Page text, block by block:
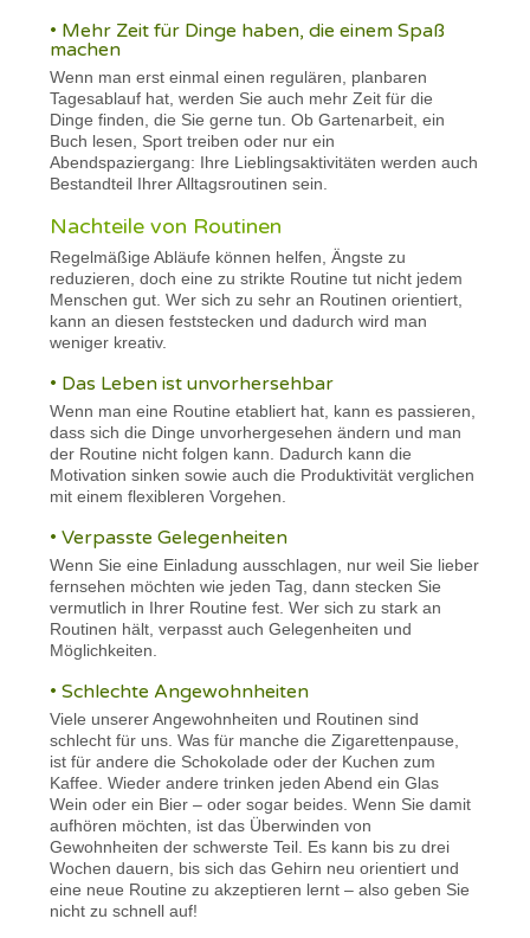
• Mehr Zeit für Dinge haben, die einem Spaß
machen
Wenn man erst einmal einen regulären, planbaren
Tagesablauf hat, werden Sie auch mehr Zeit für die
Dinge finden, die Sie gerne tun. Ob Gartenarbeit, ein
Buch lesen, Sport treiben oder nur ein
Abendspaziergang: Ihre Lieblingsaktivitäten werden auch
Bestandteil Ihrer Alltagsroutinen sein.
Nachteile von Routinen
Regelmäßige Abläufe können helfen, Ängste zu
reduzieren, doch eine zu strikte Routine tut nicht jedem
Menschen gut. Wer sich zu sehr an Routinen orientiert,
kann an diesen feststecken und dadurch wird man
weniger kreativ.
• Das Leben ist unvorhersehbar
Wenn man eine Routine etabliert hat, kann es passieren,
dass sich die Dinge unvorhergesehen ändern und man
der Routine nicht folgen kann. Dadurch kann die
Motivation sinken sowie auch die Produktivität verglichen
mit einem flexibleren Vorgehen.
• Verpasste Gelegenheiten
Wenn Sie eine Einladung ausschlagen, nur weil Sie lieber
fernsehen möchten wie jeden Tag, dann stecken Sie
vermutlich in Ihrer Routine fest. Wer sich zu stark an
Routinen hält, verpasst auch Gelegenheiten und
Möglichkeiten.
• Schlechte Angewohnheiten
Viele unserer Angewohnheiten und Routinen sind
schlecht für uns. Was für manche die Zigarettenpause,
ist für andere die Schokolade oder der Kuchen zum
Kaffee. Wieder andere trinken jeden Abend ein Glas
Wein oder ein Bier – oder sogar beides. Wenn Sie damit
aufhören möchten, ist das Überwinden von
Gewohnheiten der schwerste Teil. Es kann bis zu drei
Wochen dauern, bis sich das Gehirn neu orientiert und
eine neue Routine zu akzeptieren lernt – also geben Sie
nicht zu schnell auf!